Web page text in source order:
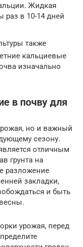
Жидкая
раз в 10-14 дней
также
кальциевые
изначально
в почву для
но и важный
сезону.
отличным
грунта на
разложение
закладки,
и быть
урожая, перед